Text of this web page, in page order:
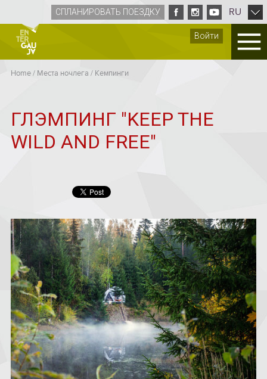
Войти
СПЛАНИРОВАТЬ ПОЕЗДКУ RU
Home/ Места ночлега / Кемпинги
ГЛЭМПИНГ "KEEP THE
WILD AND FREE"